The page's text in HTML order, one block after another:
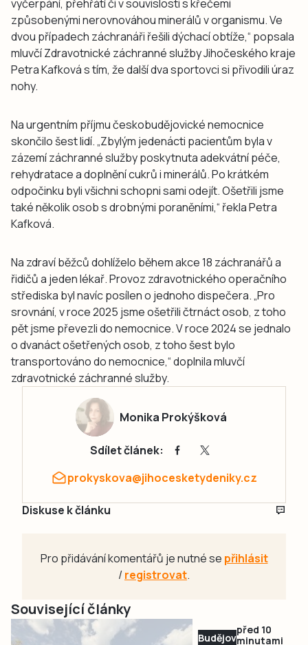
vyčerpání, přehřátí či v souvislosti s křečemi
způsobenými nerovnováhou minerálů v organismu. Ve
dvou případech záchranáři řešili dýchací obtíže,“ popsala
mluvčí Zdravotnické záchranné služby Jihočeského kraje
Petra Kafková s tím, že další dva sportovci si přivodili úraz
nohy.
Na urgentním příjmu českobudějovické nemocnice
skončilo šest lidí. „Zbylým jedenácti pacientům byla v
zázemí záchranné služby poskytnuta adekvátní péče,
rehydratace a doplnění cukrů i minerálů. Po krátkém
odpočinku byli všichni schopni sami odejít. Ošetřili jsme
také několik osob s drobnými poraněními,“ řekla Petra
Kafková.
Na zdraví běžců dohlíželo během akce 18 záchranářů a
řidičů a jeden lékař. Provoz zdravotnického operačního
střediska byl navíc posílen o jednoho dispečera. „Pro
srovnání, v roce 2025 jsme ošetřili čtrnáct osob, z toho
pět jsme převezli do nemocnice. V roce 2024 se jednalo
o dvanáct ošetřených osob, z toho šest bylo
transportováno do nemocnice,“ doplnila mluvčí
zdravotnické záchranné služby.
Monika Prokýšková
Sdílet článek:
prokyskova@jihocesketydeniky.cz
Diskuse k článku
Pro přidávání komentářů je nutné se přihlásit
/registrovat.
Související články
Budějovicko
před 10
minutami